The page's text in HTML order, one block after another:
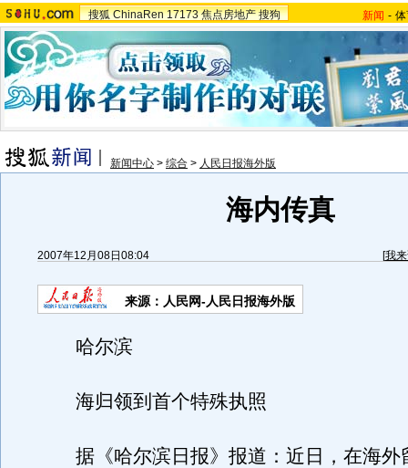
搜狐 ChinaRen 17173 焦点房地产 搜狗 新闻 -
新闻中心 > 综合 > 人民日报海外版
海内传真
2007年12月08日08:04 [我
来源：人民网-人民日报海外版
哈尔滨
海归领到首个特殊执照
据《哈尔滨日报》报道：近日，在海外